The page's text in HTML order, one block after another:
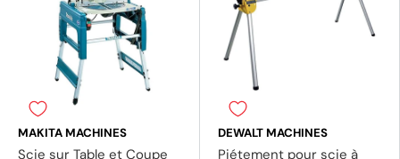
(2 avis)
MAKITA MACHINES
Scie sur Table et Coupe
DEWALT MACHINES
Piétement pour scie à